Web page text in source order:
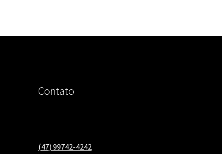
Contato
(47) 99742-4242